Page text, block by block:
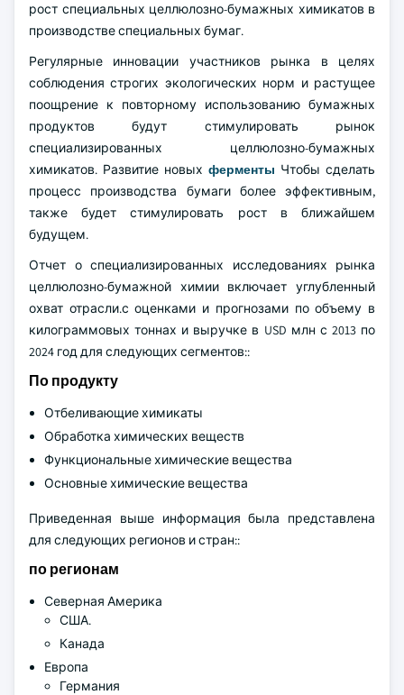
рост специальных целлюлозно-бумажных химикатов в
производстве специальных бумаг.
Регулярные инновации участников рынка в целях
соблюдения строгих экологических норм и растущее
поощрение к повторному использованию бумажных
продуктов будут стимулировать рынок
специализированных целлюлозно-бумажных
химикатов. Развитие новых ферменты Чтобы сделать
процесс производства бумаги более эффективным,
также будет стимулировать рост в ближайшем
будущем.
Отчет о специализированных исследованиях рынка
целлюлозно-бумажной химии включает углубленный
охват отрасли.с оценками и прогнозами по объему в
килограммовых тоннах и выручке в USD млн с 2013 по
2024 год для следующих сегментов::
По продукту
Отбеливающие химикаты
Обработка химических веществ
Функциональные химические вещества
Основные химические вещества
Приведенная выше информация была представлена
для следующих регионов и стран::
по регионам
Северная Америка
США.
Канада
Европа
Германия